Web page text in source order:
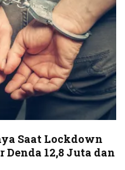
Saat Lockdown
12,8 Juta dan